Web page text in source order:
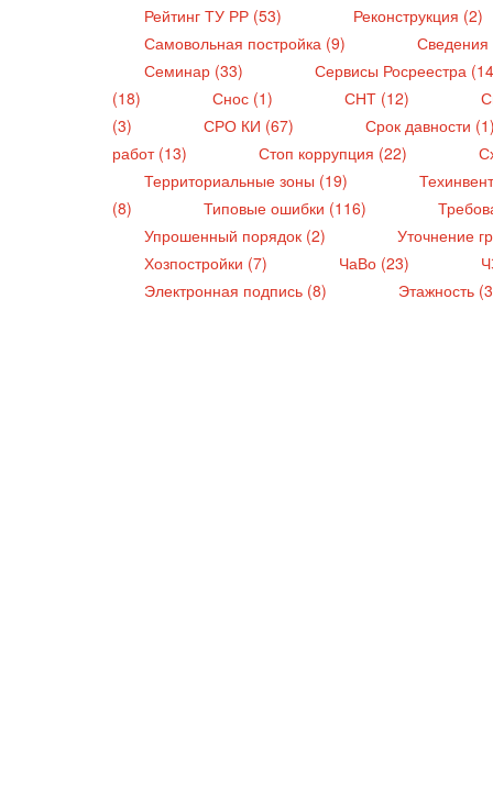
Рейтинг ТУ РР (53)
Реконструкция (2)
Самовольная постройка (9)
Семинар (33)
Сервисы Росреестра
(18)
Снос (1) СНТ (12)
(3)
СРО КИ (67)
Срок давности
работ (13)
Стоп коррупция (22)
Территориальные зоны (19)
(8)
Типовые ошибки (116)
Упрошенный порядок (2)
Уточнение
Хозпостройки (7)
ЧаВо (23)
Электронная подпись (8)
Этажность